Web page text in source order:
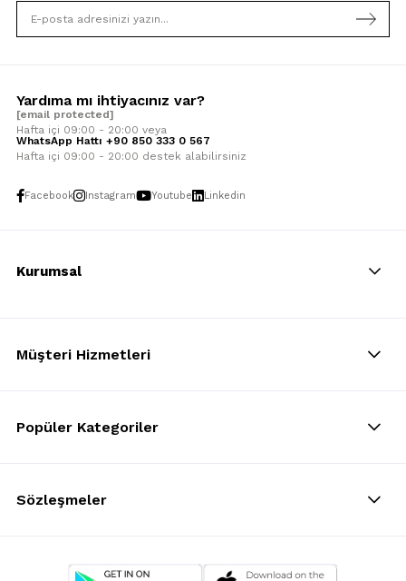
Yardıma mı ihtiyacınız var?
[email protected]
Hafta içi 09:00 - 20:00 veya
WhatsApp Hattı +90 850 333 0 567
Hafta içi 09:00 - 20:00 destek alabilirsiniz
Facebook Instagram Youtube Linkedin
Kurumsal
Müşteri Hizmetleri
Popüler Kategoriler
Sözleşmeler